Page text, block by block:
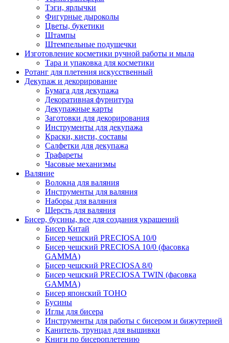
Тэги, ярлычки
Фигурные дыроколы
Цветы, букетики
Штампы
Штемпельные подушечки
Изготовление косметики ручной работы и мыла
Тара и упаковка для косметики
Ротанг для плетения искусственный
Декупаж и декорирование
Бумага для декупажа
Декоративная фурнитура
Декупажные карты
Заготовки для декорирования
Инструменты для декупажа
Краски, кисти, составы
Салфетки для декупажа
Трафареты
Часовые механизмы
Валяние
Волокна для валяния
Инструменты для валяния
Наборы для валяния
Шерсть для валяния
Бисер, бусины, все для создания украшений
Бисер Китай
Бисер чешский PRECIOSA 10/0
Бисер чешский PRECIOSA 10/0 (фасовка
GAMMA)
Бисер чешский PRECIOSA 8/0
Бисер чешский PRECIOSA TWIN (фасовка
GAMMA)
Бисер японский TOHO
Бусины
Иглы для бисера
Инструменты для работы с бисером и бижутерией
Канитель, трунцал для вышивки
Книги по бисероплетению